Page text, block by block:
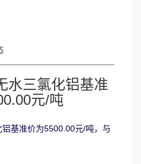
水三氯化铝基准
元/吨
基准价为5500.00元/吨，与